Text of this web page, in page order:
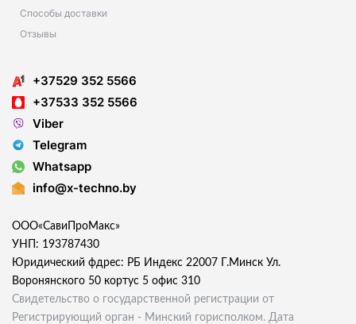
Способы доставки
Отзывы
+37529 352 5566
+37533 352 5566
Viber
Telegram
Whatsapp
info@x-techno.by
ООО«СавиПроМакс»
УНП: 193787430
Юридический фдрес: РБ Индекс 22007 Г.Минск Ул.
Воронянского 50 кортус 5 офис 310
Свидетельство о государственной регистрации от
Регистрирующий орган - Минский горисполком. Дата